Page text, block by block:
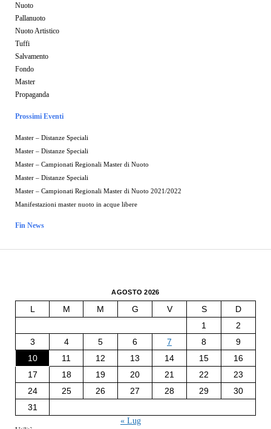
Nuoto
Pallanuoto
Nuoto Artistico
Tuffi
Salvamento
Fondo
Master
Propaganda
Prossimi Eventi
Master – Distanze Speciali
Master – Distanze Speciali
Master – Campionati Regionali Master di Nuoto
Master – Distanze Speciali
Master – Campionati Regionali Master di Nuoto 2021/2022
Manifestazioni master nuoto in acque libere
Fin News
AGOSTO 2026
L M M G V S
D
1
2
3
4 5 6 7 8
9
10
11 12 13 14 15
16
17
18 19 20 21 22
23
24
25 26 27 28 29
30
31
« Lug